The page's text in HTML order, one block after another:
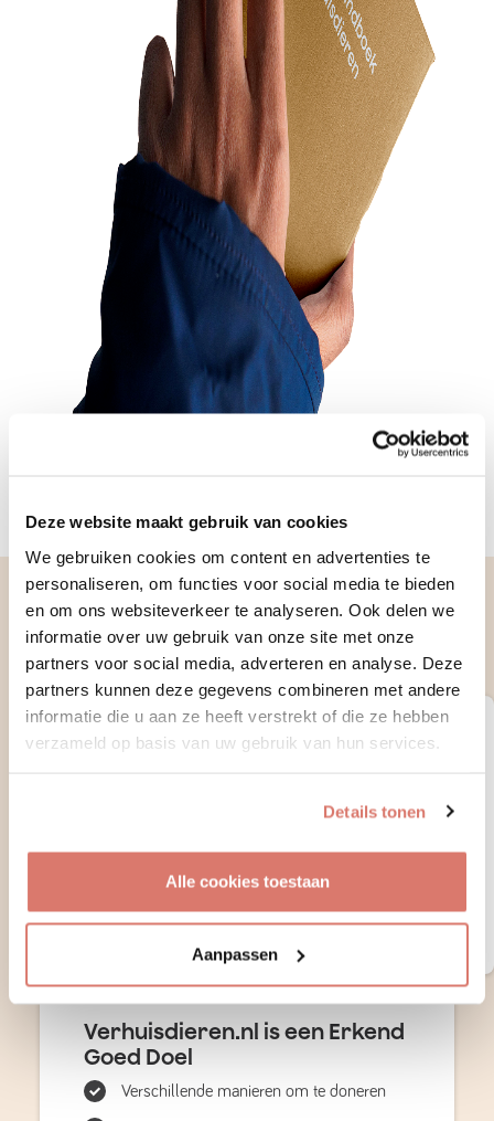
Deze website maakt gebruik van cookies
We gebruiken cookies om content en advertenties te
personaliseren, om functies voor social media te bieden
en om ons websiteverkeer te analyseren. Ook delen we
informatie over uw gebruik van onze site met onze
partners voor social media, adverteren en analyse. Deze
partners kunnen deze gegevens combineren met andere
informatie die u aan ze heeft verstrekt of die ze hebben
verzameld op basis van uw gebruik van hun services.
Details tonen
Alle cookies toestaan
Aanpassen
Op Verhuisdieren.nl zoek je
verantwoord naar jouw ideale hond,
kat of konijn
Steun de stichting
Bekijk contactgegevens van matches
Maak een account aan
Verhuisdieren.nl is een Erkend
Goed Doel
Verschillende manieren om te doneren